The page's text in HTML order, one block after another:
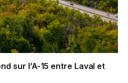
sur l’A-15 entre Laval et